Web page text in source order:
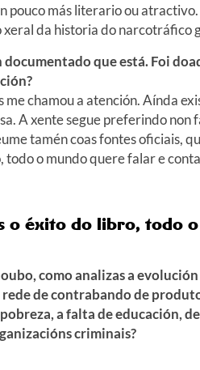
pouco más literario ou atractivo.
da historia do narcotráfico
documentado que está. Foi
chamou a atención. Aínda
A xente segue preferindo non
tamén coas fontes oficiais,
o mundo quere falar e
o éxito do libro, todo
como analizas a
de contrabando de
a falta de educación,
criminais?